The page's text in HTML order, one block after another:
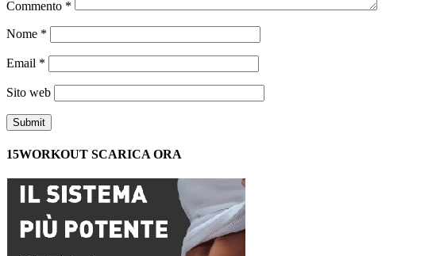
Commento *
Nome *
Email *
Sito web
15WORKOUT SCARICA ORA